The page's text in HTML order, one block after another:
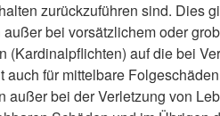
zurückzuführen sind. Dies
bei vorsätzlichem oder
(Kardinalpflichten) auf die bei
für mittelbare
außer bei der Verletzung von